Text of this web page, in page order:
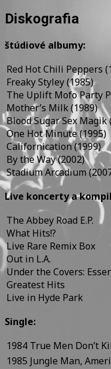
Diskografia
štúdiové albumy:
Red Hot Chili Peppers
Freaky Styley (1985)
The Uplift Mofo Party
Mother’s Milk (1989)
Blood Sugar Sex Magik
One Hot Minute (1995)
Californication (1999)
By the Way (2002)
Stadium Arcadium
Live koncerty a
The Abbey Road E.P.
What Hits!?
Live Rare Remix Box
Out in L.A.
Under the Covers:
Greatest Hits
Live in Hyde Park
Single:
1984 True Men Don’t
1985 Jungle Man,